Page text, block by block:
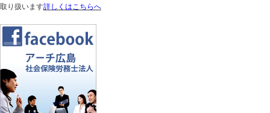
取り扱います詳しくはこちらへ